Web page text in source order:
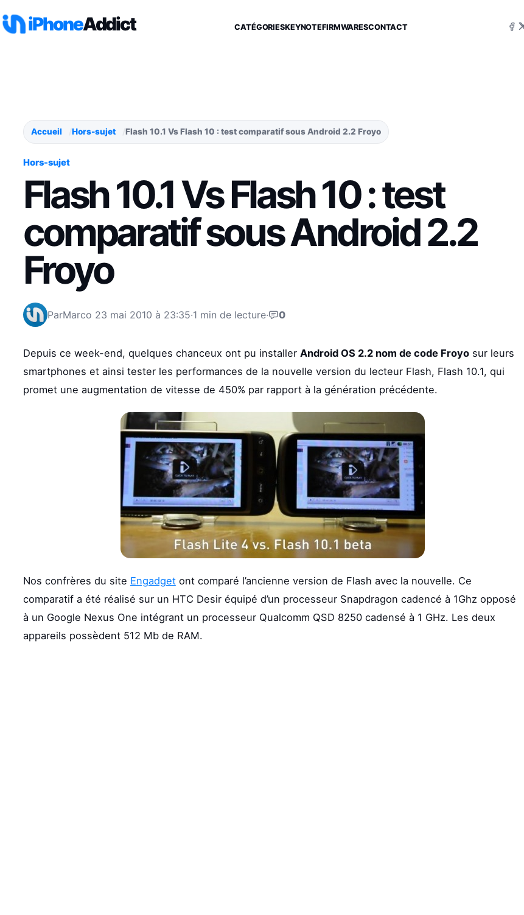
iPhoneAddict CATÉGORIESKEYNOTEFIRMWARESCONTACT
Accueil Hors-sujet Flash 10.1 Vs Flash 10 : test comparatif sous Android 2.2 Froyo
Hors-sujet
Flash 10.1 Vs Flash 10 : test
comparatif sous Android 2.2
Froyo
ParMarco 23 mai 2010 à 23:35·1 min de lecture· 0
Depuis ce week-end, quelques chanceux ont pu installer Android OS 2.2 nom de code Froyosur leurs
smartphones et ainsi tester les performances de la nouvelle version du lecteur Flash, Flash 10.1, qui
promet une augmentation de vitesse de 450% par rapport à la génération précédente.
Nos confrères du site Engadgetont comparé l’ancienne version de Flash avec la nouvelle. Ce
comparatif a été réalisé sur un HTC Desir équipé d’un processeur Snapdragon cadencé à 1Ghz opposé
à un Google Nexus One intégrant un processeur Qualcomm QSD 8250 cadensé à 1 GHz. Les deux
appareils possèdent 512 Mb de RAM.